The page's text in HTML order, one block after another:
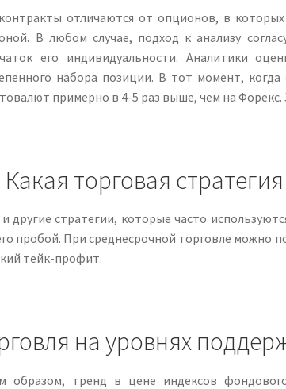
отличаются от опционов, в
В любом случае, подход к анализу
его индивидуальности. Аналитики
набора позиции. В тот момент,
примерно в 4-5 раз выше, чем на
Какая торговая
другие стратегии, которые часто
пробой. При среднесрочной торговле можно
тейк-профит.
на уровнях
образом, тренд в цене индексов